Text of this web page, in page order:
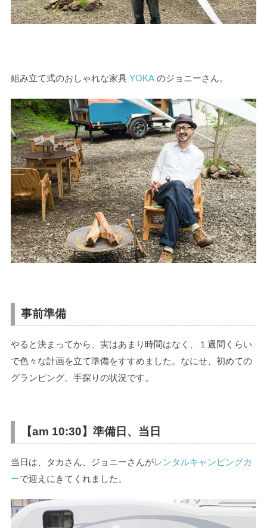
組み立て式のおしゃれな家具 YOKAのジョニーさん。
事前準備
やると決まってから、実はあまり時間はなく、１週間くらい
で色々な計画を立て準備をすすめました。なにせ、初めての
グランピング。手探りの状況です。
【am 10:30】準備日、当日
当日は、タカさん、ジョニーさんがレンタルキャンピングカ
ーで迎えにきてくれました。